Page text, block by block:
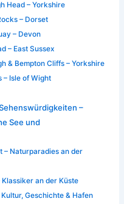
Head – Yorkshire
– Dorset
– Devon
– East Sussex
& Bempton Cliffs – Yorkshire
– Isle of Wight
–
See und
– Naturparadies an der
Klassiker an der Küste
Geschichte & Hafen